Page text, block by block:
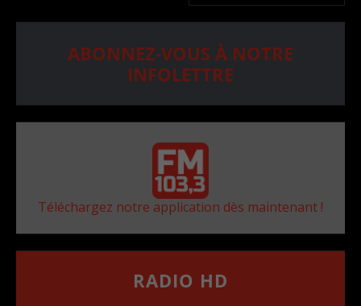
ABONNEZ-VOUS À NOTRE
INFOLETTRE
Téléchargez notre application dès maintenant !
RADIO HD